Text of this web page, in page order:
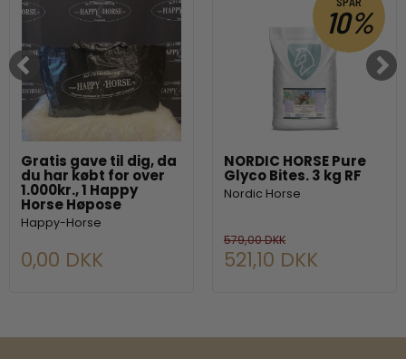
Gratis gave til dig, da
du har købt for over
1.000kr., 1 Happy
Horse Høpose
Happy-Horse
0,00 DKK
10%
NORDIC HORSE Pure
Glyco Bites. 3 kg RF
Nordic Horse
579,00 DKK
521,10 DKK